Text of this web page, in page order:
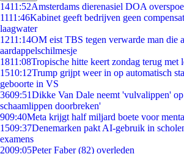
1411:52Amsterdams dierenasiel DOA
1111:46Kabinet geeft bedrijven geen
laagwater
1211:14OM eist TBS tegen verwarde man die
aardappelschilmesje
1811:08Tropische hitte keert zondag terug met
1510:12Trump grijpt weer in op automatisch
geboorte in VS
3609:51Dikke Van Dale neemt 'vulvalippen'
schaamlippen doorbreken'
909:40Meta krijgt half miljard boete voor
1509:37Denemarken pakt AI-gebruik in
examens
2009:05Peter Faber (82) overleden